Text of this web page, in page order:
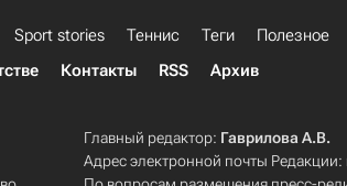
Sport stories Теннис Теги
Полезное
Контакты RSS Архив
Главный редактор: Гаврилова А.В.
Адрес электронной почты Редакции: